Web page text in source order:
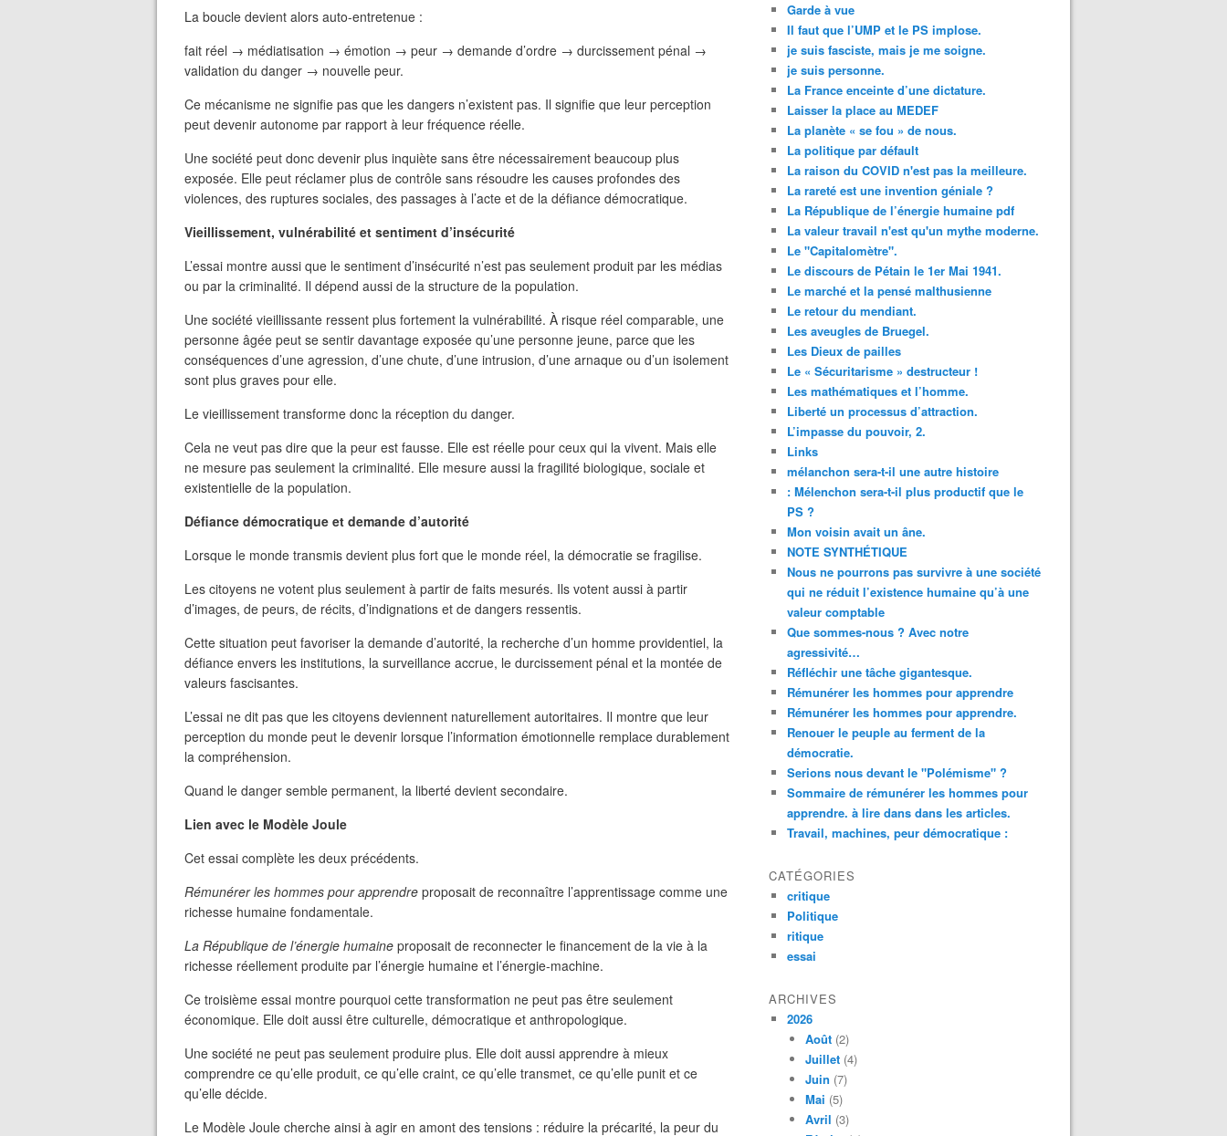
La boucle devient alors auto-entretenue :
fait réel → médiatisation → émotion → peur → demande d’ordre → durcissement pénal →
validation du danger → nouvelle peur.
Ce mécanisme ne signifie pas que les dangers n’existent pas. Il signifie que leur perception
peut devenir autonome par rapport à leur fréquence réelle.
Une société peut donc devenir plus inquiète sans être nécessairement beaucoup plus
exposée. Elle peut réclamer plus de contrôle sans résoudre les causes profondes des
violences, des ruptures sociales, des passages à l’acte et de la défiance démocratique.
Vieillissement, vulnérabilité et sentiment d’insécurité
L’essai montre aussi que le sentiment d’insécurité n’est pas seulement produit par les médias
ou par la criminalité. Il dépend aussi de la structure de la population.
Une société vieillissante ressent plus fortement la vulnérabilité. À risque réel comparable, une
personne âgée peut se sentir davantage exposée qu’une personne jeune, parce que les
conséquences d’une agression, d’une chute, d’une intrusion, d’une arnaque ou d’un isolement
sont plus graves pour elle.
Le vieillissement transforme donc la réception du danger.
Cela ne veut pas dire que la peur est fausse. Elle est réelle pour ceux qui la vivent. Mais elle
ne mesure pas seulement la criminalité. Elle mesure aussi la fragilité biologique, sociale et
existentielle de la population.
Défiance démocratique et demande d’autorité
Lorsque le monde transmis devient plus fort que le monde réel, la démocratie se fragilise.
Les citoyens ne votent plus seulement à partir de faits mesurés. Ils votent aussi à partir
d’images, de peurs, de récits, d’indignations et de dangers ressentis.
Cette situation peut favoriser la demande d’autorité, la recherche d’un homme providentiel, la
défiance envers les institutions, la surveillance accrue, le durcissement pénal et la montée de
valeurs fascisantes.
L’essai ne dit pas que les citoyens deviennent naturellement autoritaires. Il montre que leur
perception du monde peut le devenir lorsque l’information émotionnelle remplace durablement
la compréhension.
Quand le danger semble permanent, la liberté devient secondaire.
Lien avec le Modèle Joule
Cet essai complète les deux précédents.
Rémunérer les hommes pour apprendre proposait de reconnaître l’apprentissage comme une
richesse humaine fondamentale.
La République de l’énergie humaine proposait de reconnecter le financement de la vie à la
richesse réellement produite par l’énergie humaine et l’énergie-machine.
Ce troisième essai montre pourquoi cette transformation ne peut pas être seulement
économique. Elle doit aussi être culturelle, démocratique et anthropologique.
Une société ne peut pas seulement produire plus. Elle doit aussi apprendre à mieux
comprendre ce qu’elle produit, ce qu’elle craint, ce qu’elle transmet, ce qu’elle punit et ce
qu’elle décide.
Le Modèle Joule cherche ainsi à agir en amont des tensions : réduire la précarité, la peur du
Garde à vue
Il faut que l’UMP et le PS implose.
je suis fasciste, mais je me soigne.
je suis personne.
La France enceinte d’une dictature.
Laisser la place au MEDEF
La planète « se fou » de nous.
La politique par défault
La raison du COVID n'est pas la meilleure.
La rareté est une invention géniale ?
La République de l’énergie humaine pdf
La valeur travail n'est qu'un mythe moderne.
Le "Capitalomètre".
Le discours de Pétain le 1er Mai 1941.
Le marché et la pensé malthusienne
Le retour du mendiant.
Les aveugles de Bruegel.
Les Dieux de pailles
Le « Sécuritarisme » destructeur !
Les mathématiques et l’homme.
Liberté un processus d’attraction.
L’impasse du pouvoir, 2.
Links
mélanchon sera-t-il une autre histoire
: Mélenchon sera-t-il plus productif que le
PS ?
Mon voisin avait un âne.
NOTE SYNTHÉTIQUE
Nous ne pourrons pas survivre à une société
qui ne réduit l’existence humaine qu’à une
valeur comptable
Que sommes-nous ? Avec notre
agressivité…
Réfléchir une tâche gigantesque.
Rémunérer les hommes pour apprendre
Rémunérer les hommes pour apprendre.
Renouer le peuple au ferment de la
démocratie.
Serions nous devant le "Polémisme" ?
Sommaire de rémunérer les hommes pour
apprendre. à lire dans dans les articles.
Travail, machines, peur démocratique :
CATÉGORIES
critique
Politique
ritique
essai
ARCHIVES
2026
Août (2)
Juillet (4)
Juin (7)
Mai (5)
Avril (3)